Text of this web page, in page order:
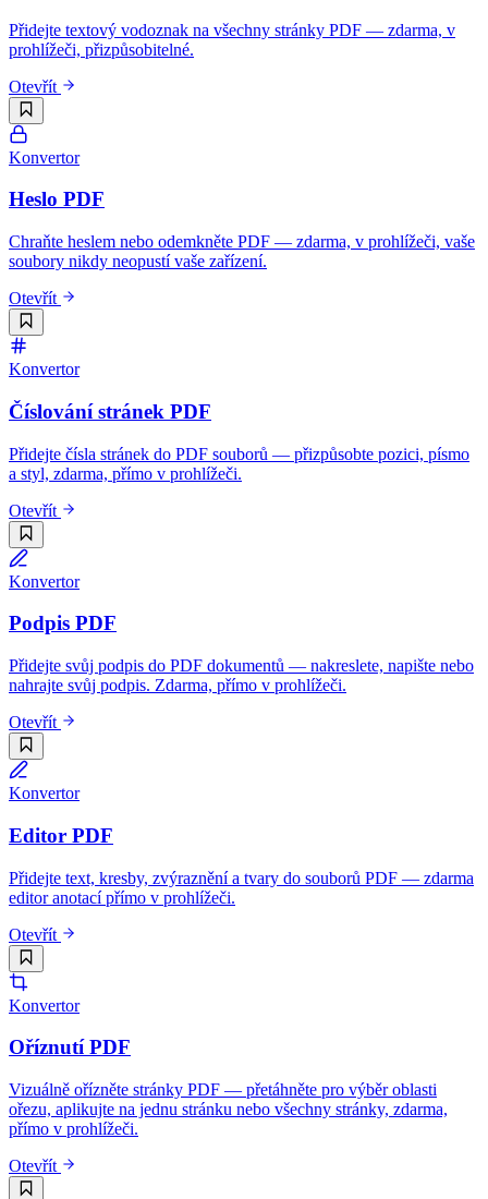
Přidejte textový vodoznak na všechny stránky PDF — zdarma, v
prohlížeči, přizpůsobitelné.
Otevřít
Konvertor
Heslo PDF
Chraňte heslem nebo odemkněte PDF — zdarma, v prohlížeči, vaše
soubory nikdy neopustí vaše zařízení.
Otevřít
Konvertor
Číslování stránek PDF
Přidejte čísla stránek do PDF souborů — přizpůsobte pozici, písmo
a styl, zdarma, přímo v prohlížeči.
Otevřít
Konvertor
Podpis PDF
Přidejte svůj podpis do PDF dokumentů — nakreslete, napište nebo
nahrajte svůj podpis. Zdarma, přímo v prohlížeči.
Otevřít
Konvertor
Editor PDF
Přidejte text, kresby, zvýraznění a tvary do souborů PDF — zdarma
editor anotací přímo v prohlížeči.
Otevřít
Konvertor
Oříznutí PDF
Vizuálně ořízněte stránky PDF — přetáhněte pro výběr oblasti
ořezu, aplikujte na jednu stránku nebo všechny stránky, zdarma,
přímo v prohlížeči.
Otevřít